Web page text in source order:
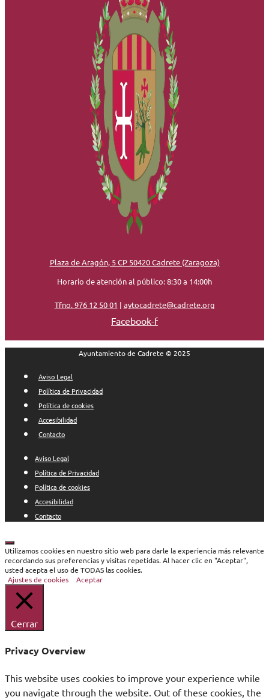
Plaza de Aragón, 5 CP 50420 Cadrete (Zaragoza)
Horario de atención al público: 8:30 a 14:00h
Tfno. 976 12 50 01 | aytocadrete@cadrete.org
Facebook-f
Ayuntamiento de Cadrete © 2025
Aviso Legal
Política de Privacidad
Política de cookies
Accesibilidad
Contacto
Aviso Legal
Política de Privacidad
Política de cookies
Accesibilidad
Contacto
Cerrar
Utilizamos cookies en nuestro sitio web para darle la experiencia más relevante
recordando sus preferencias y visitas repetidas. Al hacer clic en "Aceptar",
usted acepta el uso de TODAS las cookies.
Ajustes de cookies
Aceptar
Cerrar
Privacy Overview
This website uses cookies to improve your experience while
you navigate through the website. Out of these cookies, the